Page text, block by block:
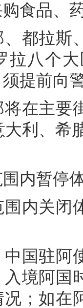
食品、
拉斯、
拉八个
提前向
主要街
利、希
暂停体
关闭体
驻阿使
入境阿国
；如在